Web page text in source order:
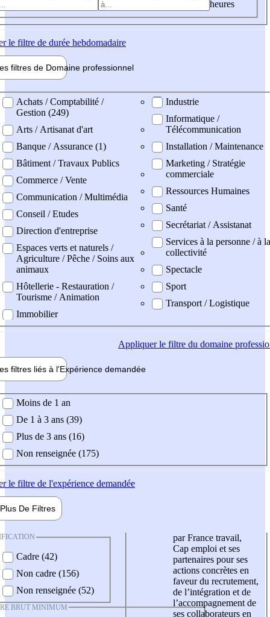
heures
le filtre de durée hebdomadaire
filtres de Domaine professionnel
professionel
Achats / Comptabilité /
Gestion (249)
Arts / Artisanat d'art
Banque / Assurance (1)
Bâtiment / Travaux Publics
Commerce / Vente
Communication / Multimédia
Conseil / Etudes
Direction d'entreprise
Espaces verts et naturels /
Agriculture / Pêche / Soins aux
animaux
Hôtellerie - Restauration /
Tourisme / Animation
Immobilier
Industrie
Informatique /
Télécommunication
Installation / Maintenance
Marketing / Stratégie
commerciale
Ressources Humaines
Santé
Secrétariat / Assistanat
Services à la personne / à la
collectivité
Spectacle
Sport
Transport / Logistique
Appliquerle filtre du domaine
filtres liés à l'Expérience demandée
demandée
Moins de 1 an
De 1 à 3 ans (39)
Plus de 3 ans (16)
Non renseignée (175)
le filtre de l'expérience demandée
Plus De Filtres
Cadre (42)
Non cadre (156)
Non renseignée (52)
BRUT MINIMUM
par France travail,
Cap emploi et ses
partenaires pour ses
actions concrètes en
faveur du recrutement,
de l’intégration et de
l’accompagnement de
ses collaborateurs en